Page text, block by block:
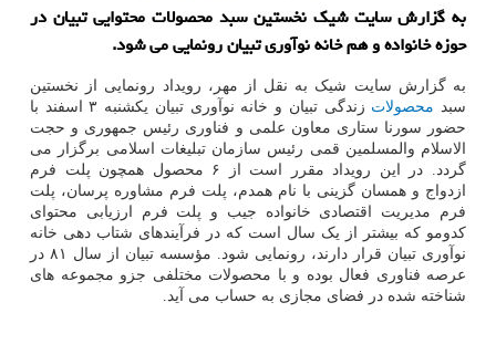
به گزارش سایت شیک نخستین سبد محصولات محتوایی تبیان در
حوزه خانواده و هم خانه نوآوری تبیان رونمایی می شود.
به گزارش سایت شیک به نقل از مهر، رویداد رونمایی از نخستین
سبد محصولات
زندگی تبیان و خانه نوآوری تبیان یکشنبه ۳ اسفند با
حضور سورنا ستاری معاون علمی و فناوری رئیس جمهوری و حجت
الاسلام والمسلمین قمی رئیس سازمان تبلیغات اسلامی برگزار می
گردد. در این رویداد مقرر است از ۶ محصول همچون پلت فرم
ازدواج و همسان گزینی با نام همدم، پلت فرم مشاوره پرسان، پلت
فرم مدیریت اقتصادی خانواده جیب و پلت فرم ارزیابی محتوای
کدومو که بیشتر از یک سال است که در فرآیندهای شتاب دهی خانه
نوآوری تبیان قرار دارند، رونمایی شود. مؤسسه تبیان از سال ۸۱ در
عرصه فناوری فعال بوده و با محصولات مختلفی جزو مجموعه های
شناخته شده در فضای مجازی به حساب می آید.